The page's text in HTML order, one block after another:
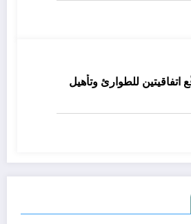
للطوارئ وتأهيل